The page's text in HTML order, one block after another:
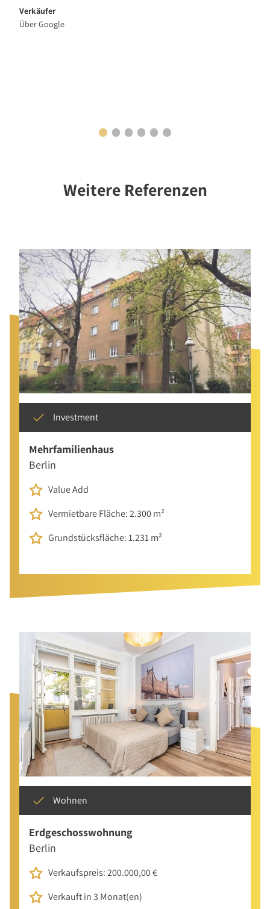
Verkäufer
Über Google
Weitere Referenzen
Investment
Mehrfamilienhaus
Berlin
Value Add
Vermietbare Fläche: 2.300 m²
Grundstücksfläche: 1.231 m²
Wohnen
Erdgeschosswohnung
Berlin
Verkaufspreis: 200.000,00 €
Verkauft in 3 Monat(en)